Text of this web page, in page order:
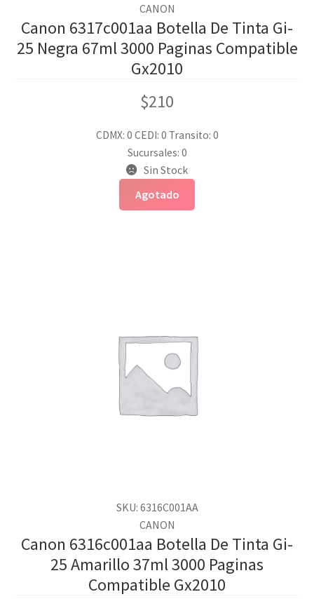
CANON
Canon 6317c001aa Botella De Tinta Gi-
25 Negra 67ml 3000 Paginas Compatible
Gx2010
$210
CDMX: 0 CEDI: 0 Transito: 0
Sucursales: 0
Sin Stock
Agotado
SKU: 6316C001AA
CANON
Canon 6316c001aa Botella De Tinta Gi-
25 Amarillo 37ml 3000 Paginas
Compatible Gx2010